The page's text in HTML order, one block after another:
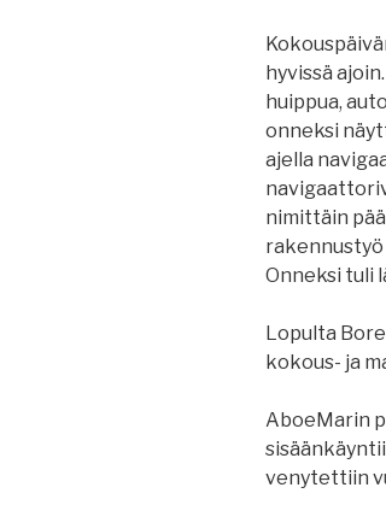
hyvissä
huippua,
onneksi
ajella
nimittäin
Onneksi tuli
Lopulta
kokous- ja
AboeMarin
venytettiin